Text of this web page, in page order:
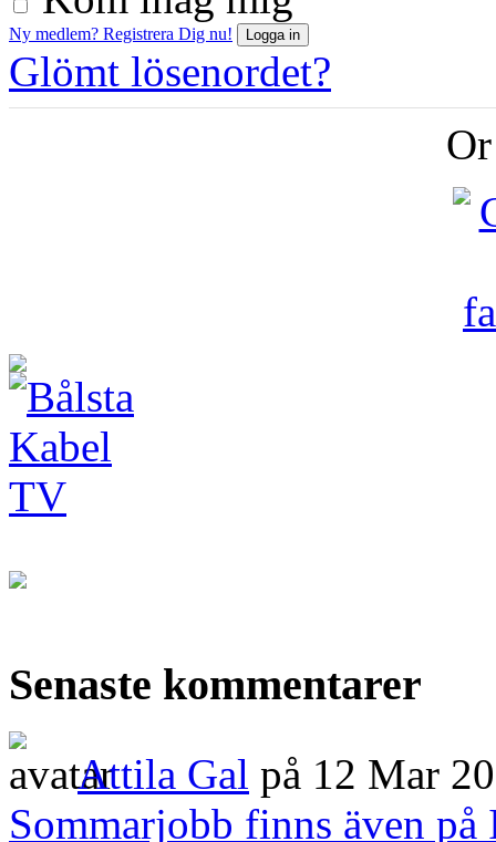
Ny medlem? Registrera Dig nu!
Glömt lösenordet?
Senaste kommentarer
Attila Gal på 12 Mar
Sommarjobb finns även